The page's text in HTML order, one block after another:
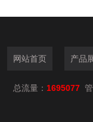
网站首页 产品
总流量： 1695077